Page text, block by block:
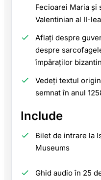
Fecioarei Maria și
Valentinian al II-
Aflați despre
despre
împăraților
Vedeți textul
semnat în anul
Include
Bilet de intrare la
Museums
Ghid audio în 25